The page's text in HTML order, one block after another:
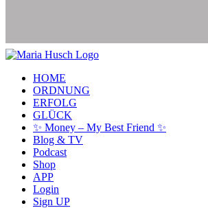
Skip
main
content
Menu
HOME
ORDNUNG
ERFOLG
GLÜCK
✨ Money – My Best Friend ✨
Blog & TV
Podcast
Shop
APP
Login
Sign UP